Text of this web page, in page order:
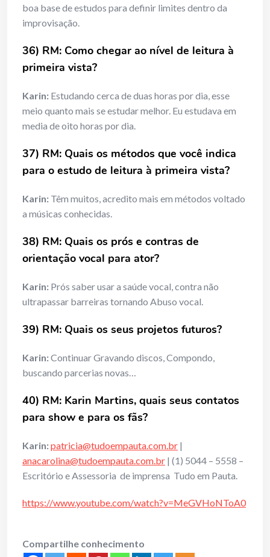
boa base de estudos para definir limites dentro da
improvisação.
36) RM: Como chegar ao nível de leitura à
primeira vista?
Karin: Estudando cerca de duas horas por dia, esse
meio quanto mais se estudar melhor. Eu estudava em
media de oito horas por dia.
37) RM: Quais os métodos que você indica
para o estudo de leitura à primeira vista?
Karin: Têm muitos, acredito mais em métodos voltado
a músicas conhecidas.
38) RM: Quais os prós e contras de
orientação vocal para ator?
Karin: Prós saber usar a saúde vocal, contra não
ultrapassar barreiras tornando Abuso vocal.
39) RM: Quais os seus projetos futuros?
Karin:Continuar Gravando discos, Compondo,
buscando parcerias novas…
40) RM: Karin Martins, quais seus contatos
para show e para os fãs?
Karin:patricia@tudoempauta.com.br |
anacarolina@tudoempauta.com.br | (1) 5044 – 5558 –
Escritório e Assessoria de imprensa Tudo em Pauta.
https://www.youtube.com/watch?v=MeGVHoNToA0
Compartilhe conhecimento